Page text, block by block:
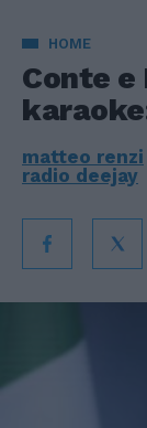
HOME
Conte e
matteo renzi
radio deejay